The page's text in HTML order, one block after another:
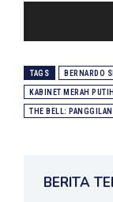
TAGS BERNARDO
KABINET MERAH PUTIH
THE BELL: PANGGILAN
BERITA